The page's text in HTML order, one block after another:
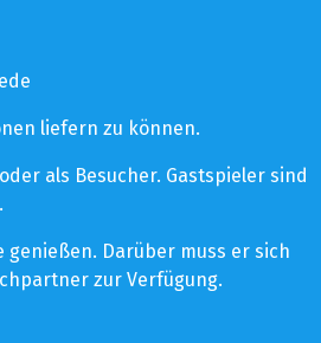
liefern zu können.
als Besucher. Gastspieler sind
Darüber muss er sich
zur Verfügung.